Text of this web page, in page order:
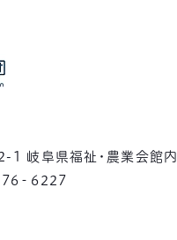
1 岐阜県福祉・農業会館内